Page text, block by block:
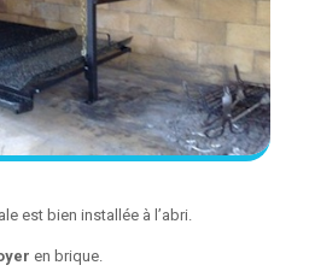
est bien installée à l’abri.
en brique.